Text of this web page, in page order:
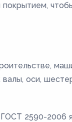
валы, оси,
ГОСТ 2590-